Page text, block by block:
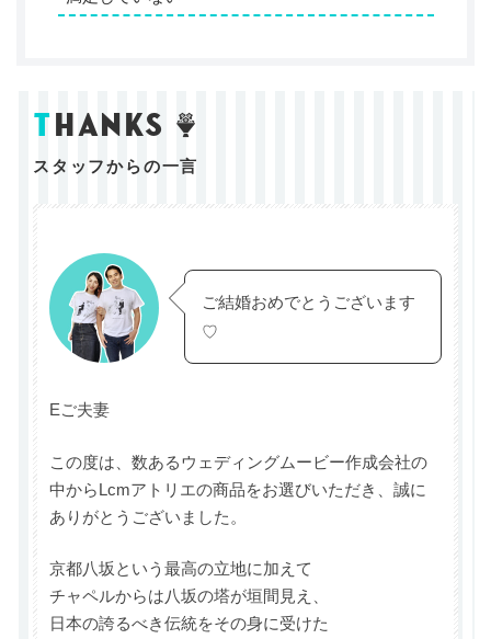
thanks
スタッフからの一言
ご結婚おめでとうございます
♡
Eご夫妻
この度は、数あるウェディングムービー作成会社の
中からLcmアトリエの商品をお選びいただき、誠に
ありがとうございました。
京都八坂という最高の立地に加えて
チャペルからは八坂の塔が垣間見え、
日本の誇るべき伝統をその身に受けた